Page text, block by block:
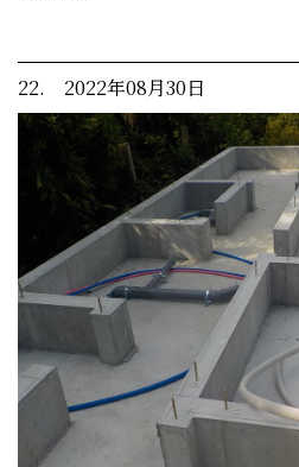
22. 2022年08月30日